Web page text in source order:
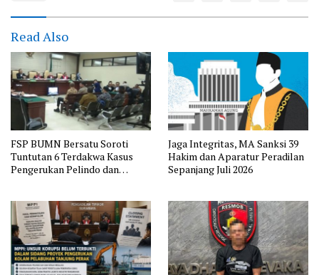
Read Also
FSP BUMN Bersatu Soroti
Tuntutan 6 Terdakwa Kasus
Pengerukan Pelindo dan
Jaga Integritas, MA Sanksi 39
Hakim dan Aparatur Peradilan
Sepanjang Juli 2026